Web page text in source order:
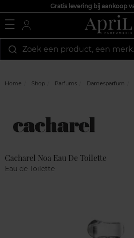
Gratis levering bij aankoop
Zoek een product, een
Home Shop Parfums Damesparfum
Cacharel Noa Eau De Toilette
Eau de Toilette